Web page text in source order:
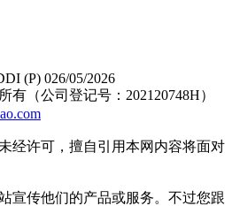
(P) 026/05/2026
有（公司登记号：202120748H）
经许可，擅自引用本网内容将面对
宣传他们的产品或服务。不过您跟